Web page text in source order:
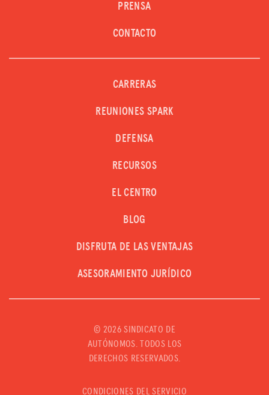
PRENSA
CONTACTO
CARRERAS
REUNIONES SPARK
DEFENSA
RECURSOS
EL CENTRO
BLOG
DISFRUTA DE LAS VENTAJAS
ASESORAMIENTO JURÍDICO
© 2026 SINDICATO DE
AUTÓNOMOS. TODOS LOS
DERECHOS RESERVADOS.
CONDICIONES DEL SERVICIO